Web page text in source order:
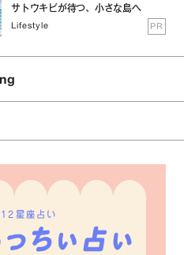
サトウキビが待つ、小さな島へ
Lifestyle PR
星座占い